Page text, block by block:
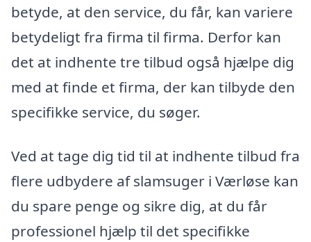
betyde, at den service, du får, kan variere
betydeligt fra firma til firma. Derfor kan
det at indhente tre tilbud også hjælpe dig
med at finde et firma, der kan tilbyde den
specifikke service, du søger.
Ved at tage dig tid til at indhente tilbud fra
flere udbydere af slamsuger i Værløse kan
du spare penge og sikre dig, at du får
professionel hjælp til det specifikke